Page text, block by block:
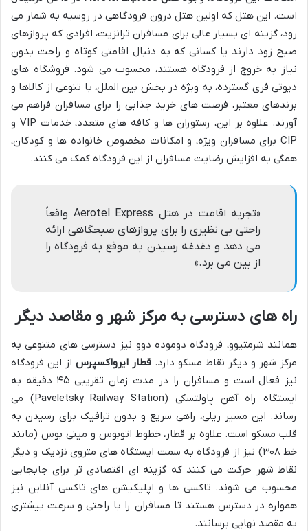
است. این هتل که اولین هتل درون فرودگاهی در روسیه به شمار می
رود، گزینه ای بسیار عالی برای مسافران ترانزیت، افرادی که پروازهای
صبح زود دارند یا کسانی که به دنبال اقامتی کوتاه و راحت بدون
نیاز به خروج از فرودگاه هستند، محسوب می شود. فروشگاه های
دیوتی فری گسترده، به ویژه در بخش بین الملل، با تنوعی از کالاها و
برندهای معتبر، فرصت های خرید جذابی را برای مسافران فراهم می
آورند. علاوه بر این، رستوران ها و کافه های متعدد، خدمات VIP و
CIP برای مسافران ویژه، و امکانات مخصوص خانواده ها و کودکان،
همگی به افزایش رضایت مسافران از این فرودگاه کمک می کنند.
«تجربه اقامت در هتل Aerotel Express واقعاً
راحتی بی نظیری را برای پروازهای صبحگاهی ارائه
می دهد و دغدغه رسیدن به موقع به فرودگاه را
از بین می برد.»
راه های دسترسی به مرکز شهر و مقاصد دیگر
همانند شرمتیوو، فرودگاه دوموده دوو نیز دسترسی های متنوعی به
مرکز شهر و دیگر نقاط مسکو دارد. قطار ایرواکسپرس از این فرودگاه
نیز فعال است و مسافران را در مدت زمان تقریبی ۴۵ دقیقه به
ایستگاه راه آهن پاولتسکی (Paveletsky Railway Station) می
رساند. این مسیر ریلی، راهی سریع و بدون ترافیک برای رسیدن به
قلب مسکو است. علاوه بر قطار، خطوط اتوبوس و مینی بوس (مانند
خط ۳۰۸) نیز از فرودگاه به سمت ایستگاه های متروی نزدیک و دیگر
نقاط شهر حرکت می کنند که گزینه ای اقتصادی تر برای جابجایی
محسوب می شوند. تاکسی ها و اپلیکیشن های تاکسی آنلاین نیز
همواره در دسترس هستند تا مسافران را با راحتی و سرعت بیشتری
به مقصد نهایی برسانند.